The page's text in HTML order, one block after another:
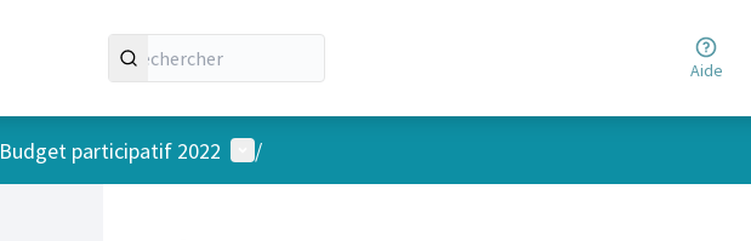
Aide
Budget participatif 2022 Menu utilisateur
/